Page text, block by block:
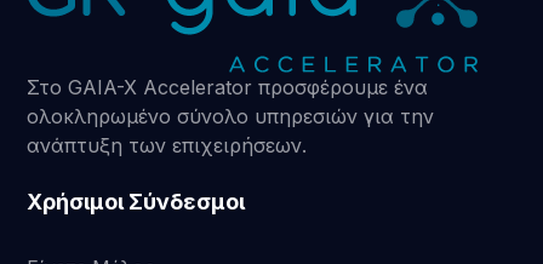
Στο GAIA-X Accelerator προσφέρουμε ένα
ολοκληρωμένο σύνολο υπηρεσιών για την
ανάπτυξη των επιχειρήσεων.
Χρήσιμοι Σύνδεσμοι